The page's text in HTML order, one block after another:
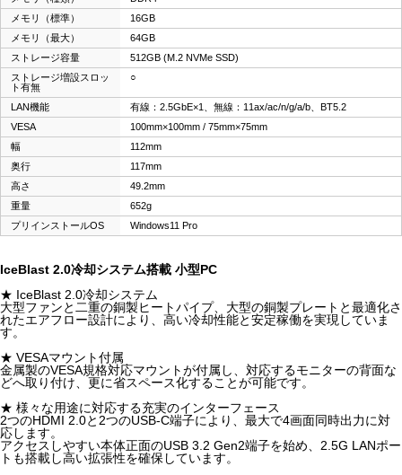
メモリ（標準）
16GB
メモリ（最大）
64GB
ストレージ容量
512GB (M.2 NVMe SSD)
ストレージ増設スロッ
ト有無
○
LAN機能
有線：2.5GbE×1、無線：11ax/ac/n/g/a/b、BT5.2
VESA
100mm×100mm / 75mm×75mm
幅
112mm
奥行
117mm
高さ
49.2mm
重量
652g
プリインストールOS
Windows11 Pro
IceBlast 2.0冷却システム搭載 小型PC
★ IceBlast 2.0冷却システム
大型ファンと二重の銅製ヒートパイプ、大型の銅製プレートと最適化さ
れたエアフロー設計により、高い冷却性能と安定稼働を実現していま
す。
★ VESAマウント付属
金属製のVESA規格対応マウントが付属し、対応するモニターの背面な
どへ取り付け、更に省スペース化することが可能です。
★ 様々な用途に対応する充実のインターフェース
2つのHDMI 2.0と2つのUSB-C端子により、最大で4画面同時出力に対
応します。
アクセスしやすい本体正面のUSB 3.2 Gen2端子を始め、2.5G LANポー
トも搭載し高い拡張性を確保しています。